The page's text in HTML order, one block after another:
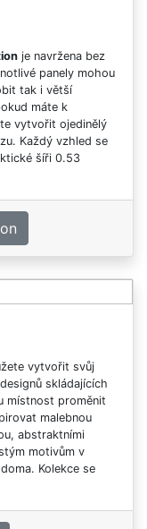
je navržena bez
panely mohou
tak i větší
máte k
vytvořit ojedinělý
Každý vzhled se
šíři 0.53
tato kolekce je pro
vytvořit svůj
skládajících
místnost proměnit
malebnou
abstraktními
motivům v
Kolekce se
tato kolekce je pro